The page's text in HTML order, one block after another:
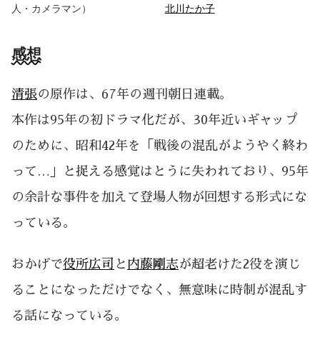
人・カメラマン）
北川たか子
感想
清張の原作は、67年の週刊朝日連載。
本作は95年の初ドラマ化だが、30年近いギャップ
のために、昭和42年を「戦後の混乱がようやく終わ
って…」と捉える感覚はとうに失われており、95年
の余計な事件を加えて登場人物が回想する形式にな
っている。
おかげで役所広司 と 内藤剛志が超老けた2役を演じ
ることになっただけでなく、無意味に時制が混乱す
る話になっている。